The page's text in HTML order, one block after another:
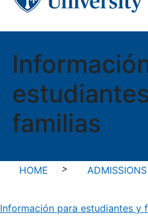
familias
HOME >
Información para estudiantes y